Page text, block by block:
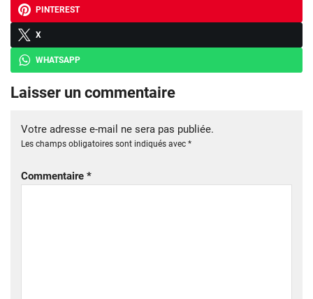
PINTEREST
X
WHATSAPP
Laisser un commentaire
Votre adresse e-mail ne sera pas publiée.
Les champs obligatoires sont indiqués avec *
Commentaire *